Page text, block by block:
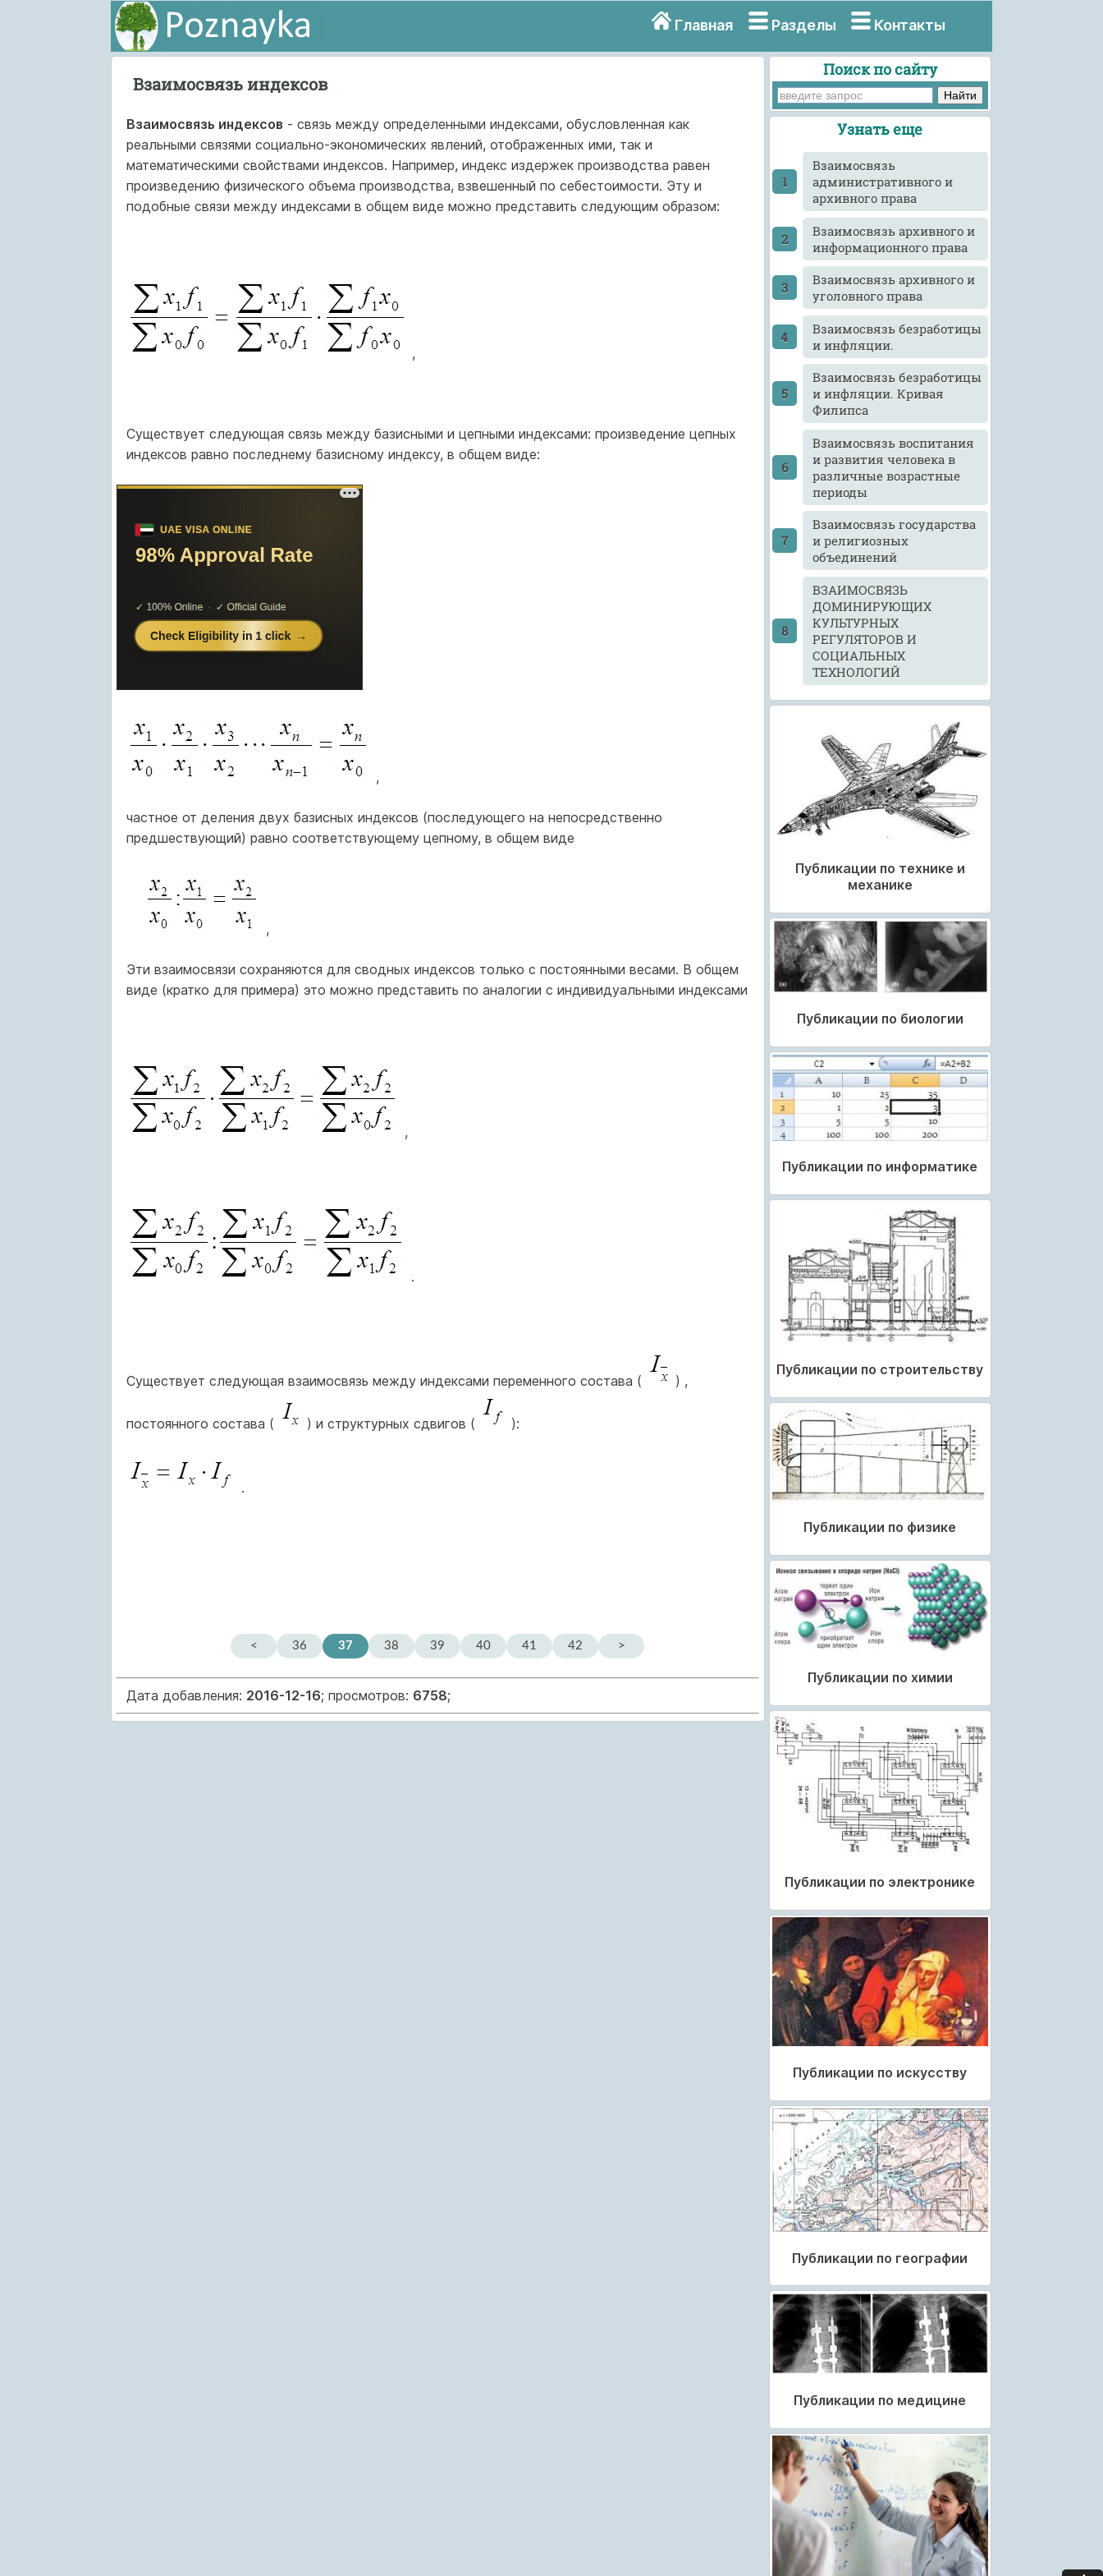
Главная Разделы Контакты
Взаимосвязь индексов
Взаимосвязь индексов - связь между определенными индексами, обусловленная как
реальными связями социально-экономических явлений, отображенных ими, так и
математическими свойствами индексов. Например, индекс издержек производства равен
произведению физического объема производства, взвешенный по себестоимости. Эту и
подобные связи между индексами в общем виде можно представить следующим образом:
,
Существует следующая связь между базисными и цепными индексами: произведение цепных
индексов равно последнему базисному индексу, в общем виде:
,
частное от деления двух базисных индексов (последующего на непосредственно
предшествующий) равно соответствующему цепному, в общем виде
,
Эти взаимосвязи сохраняются для сводных индексов только с постоянными весами. В общем
виде (кратко для примера) это можно представить по аналогии с индивидуальными индексами
,
.
Существует следующая взаимосвязь между индексами переменного состава ( ) ,
постоянного состава ( ) и структурных сдвигов ( ):
.
< 36 37 38 39 40 41 42 >
Дата добавления: 2016-12-16; просмотров: 6758;
Поиск по сайту
Узнать еще
Взаимосвязь
административного и
архивного права
Взаимосвязь архивного и
информационного права
Взаимосвязь архивного и
уголовного права
Взаимосвязь безработицы
и инфляции.
Взаимосвязь безработицы
и инфляции. Кривая
Филипса
Взаимосвязь воспитания
и развития человека в
различные возрастные
периоды
Взаимосвязь государства
и религиозных
объединений
ВЗАИМОСВЯЗЬ
ДОМИНИРУЮЩИХ
КУЛЬТУРНЫХ
РЕГУЛЯТОРОВ И
СОЦИАЛЬНЫХ
ТЕХНОЛОГИЙ
Публикации по технике и
механике
Публикации по биологии
Публикации по информатике
Публикации по строительству
Публикации по физике
Публикации по химии
Публикации по электронике
Публикации по искусству
Публикации по географии
Публикации по медицине